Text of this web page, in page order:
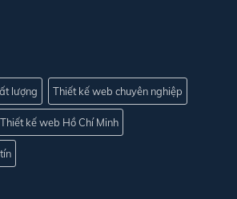
lượng Thiết kế web chuyên nghiệp
Thiết kế web Hồ Chí Minh